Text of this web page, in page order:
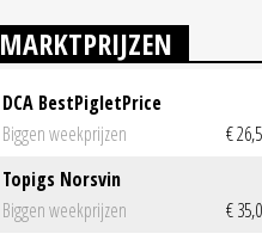
MARKTPRIJZEN
DCA BestPigletPrice
Biggen weekprijzen
€
Topigs Norsvin
Biggen weekprijzen
€